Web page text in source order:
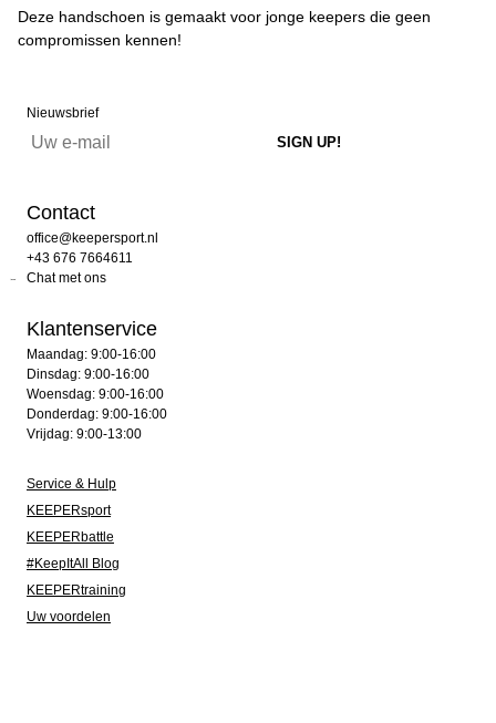
Deze handschoen is gemaakt voor jonge keepers die geen
compromissen kennen!
Nieuwsbrief
Contact
office@keepersport.nl
+43 676 7664611
Chat met ons
Klantenservice
Maandag: 9:00-16:00
Dinsdag: 9:00-16:00
Woensdag: 9:00-16:00
Donderdag: 9:00-16:00
Vrijdag: 9:00-13:00
Service & Hulp
KEEPERsport
KEEPERbattle
#KeepItAll Blog
KEEPERtraining
Uw voordelen